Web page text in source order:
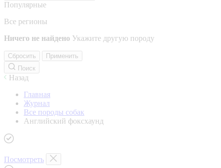
Популярные
Все регионы
Ничего не найдено Укажите другую породу
Сбросить
Применить
Поиск
Назад
Главная
Журнал
Все породы собак
Английский фоксхаунд
Посмотреть